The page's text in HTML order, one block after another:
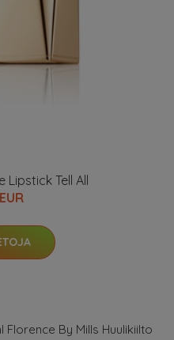
Lipstick Tell All